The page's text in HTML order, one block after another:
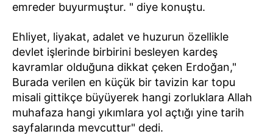
emreder buyurmuştur. " diye konuştu.
Ehliyet, liyakat, adalet ve huzurun özellikle
devlet işlerinde birbirini besleyen kardeş
kavramlar olduğuna dikkat çeken Erdoğan,"
Burada verilen en küçük bir tavizin kar topu
misali gittikçe büyüyerek hangi zorluklara Allah
muhafaza hangi yıkımlara yol açtığı yine tarih
sayfalarında mevcuttur" dedi.